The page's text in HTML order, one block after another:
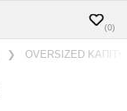
(0)
❯ OVERSIZED